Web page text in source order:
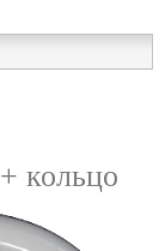
кольцо